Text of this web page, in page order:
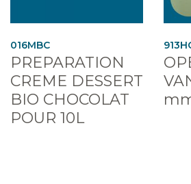
016MBC
PREPARATION
CREME DESSERT
BIO CHOCOLAT
POUR 10L